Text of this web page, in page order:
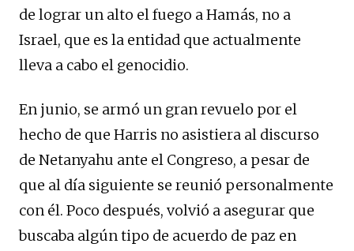
de lograr un alto el fuego a Hamás, no a
Israel, que es la entidad que actualmente
lleva a cabo el genocidio.
En junio, se armó un gran revuelo por el
hecho de que Harris no asistiera al discurso
de Netanyahu ante el Congreso, a pesar de
que al día siguiente se reunió personalmente
con él. Poco después, volvió a asegurar que
buscaba algún tipo de acuerdo de paz en